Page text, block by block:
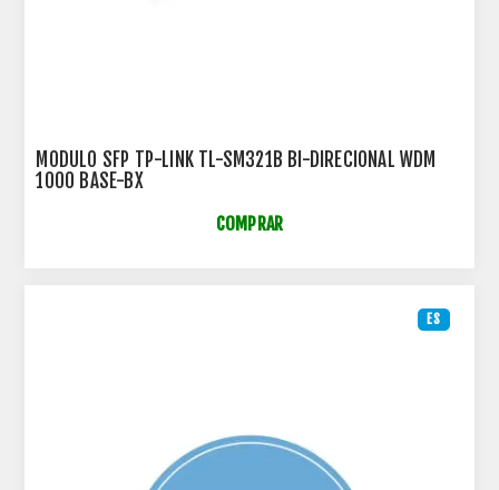
MODULO SFP TP-LINK TL-SM321B BI-DIRECIONAL WDM
1000 BASE-BX
COMPRAR
ES